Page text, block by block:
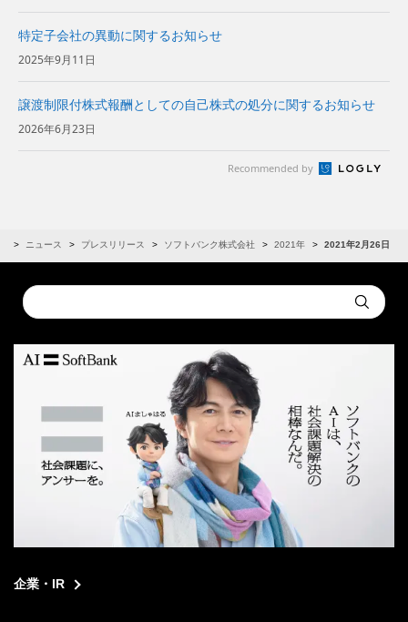
特定子会社の異動に関するお知らせ
2025年9月11日
譲渡制限付株式報酬としての自己株式の処分に関するお知らせ
2026年6月23日
Recommended by
ニュース プレスリリース ソフトバンク株式会社 2021年 2021年2月26日
Conduct
a
Submit
企業・IR